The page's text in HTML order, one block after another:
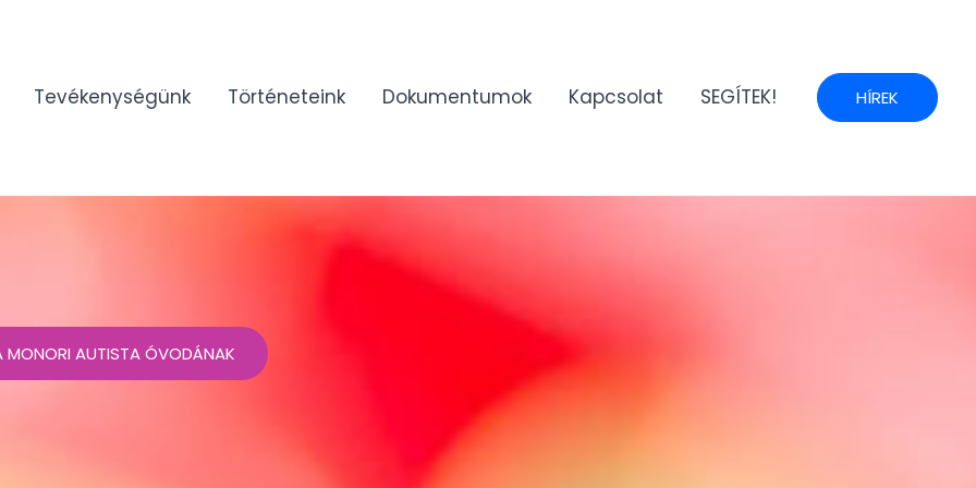
Tevékenységünk Történeteink Dokumentumok Kapcsolat SEGÍTEK! HÍREK
MONORI AUTISTA ÓVODÁNAK